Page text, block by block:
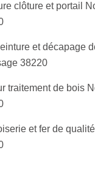
clôture et portail
et décapage
38220
traitement de bois
et fer de